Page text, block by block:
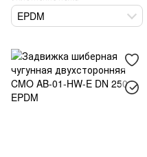
EPDM